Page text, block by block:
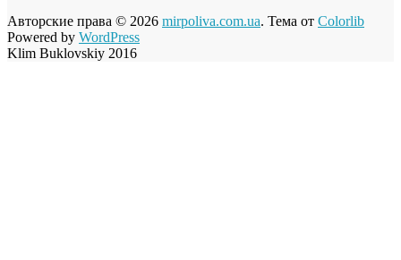
Авторские права © 2026 mirpoliva.com.ua. Тема от Colorlib
Powered by WordPress
Klim Buklovskiy 2016